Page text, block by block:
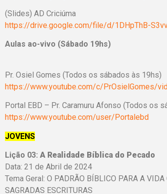
(Slides) AD Criciúma
https://drive.google.com/file/d/1DHpThB-
Aulas ao-vivo (Sábado 19hs)
Pr. Osiel Gomes (Todos os sábados às 19hs)
https://www.youtube.com/c/PrOsielGomes/
Portal EBD – Pr. Caramuru Afonso (Todos os
https://www.youtube.com/user/Portalebd
JOVENS
Lição 03: A Realidade Bíblica do Pecado
Data: 21 de Abril de 2024
Tema Geral: O PADRÃO BÍBLICO PARA A
SAGRADAS ESCRITURAS